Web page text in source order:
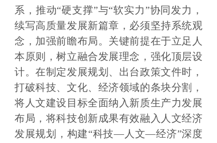
系，推动“硬支撑”与“软实力”协同发力，
续写高质量发展新篇章，必须坚持系统观
念，加强前瞻布局。关键前提在于立足人
本原则，树立融合发展理念，强化顶层设
计。在制定发展规划、出台政策文件时，
打破科技、文化、经济领域的条块分割，
将人文建设目标全面纳入新质生产力发展
布局，将科技创新成果有效融入人文经济
发展规划，构建“科技—人文—经济”深度